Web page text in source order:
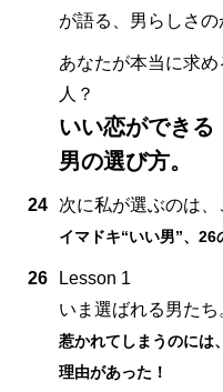
が語る、男らしさの
あなたが本当に求
人？
いい恋ができる
男の選び方。
24 次に私が選ぶのは、
イマドキ“いい男”、26
26
Lesson 1
いま選ばれる男たち
惹かれてしまうのには、
理由があった！